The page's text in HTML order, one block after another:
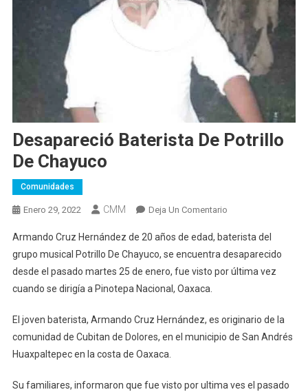
Desapareció Baterista De Potrillo
De Chayuco
Comunidades
Enero 29, 2022 CMM Deja Un ComentarioEn
Baterista
De
Potrillo
Armando Cruz Hernández de 20 años de edad, baterista del
grupo musical Potrillo De Chayuco, se encuentra desaparecido
desde el pasado martes 25 de enero, fue visto por última vez
cuando se dirigía a Pinotepa Nacional, Oaxaca.
El joven baterista, Armando Cruz Hernández, es originario de la
comunidad de Cubitan de Dolores, en el municipio de San Andrés
Huaxpaltepec en la costa de Oaxaca.
Su familiares, informaron que fue visto por ultima ves el pasado